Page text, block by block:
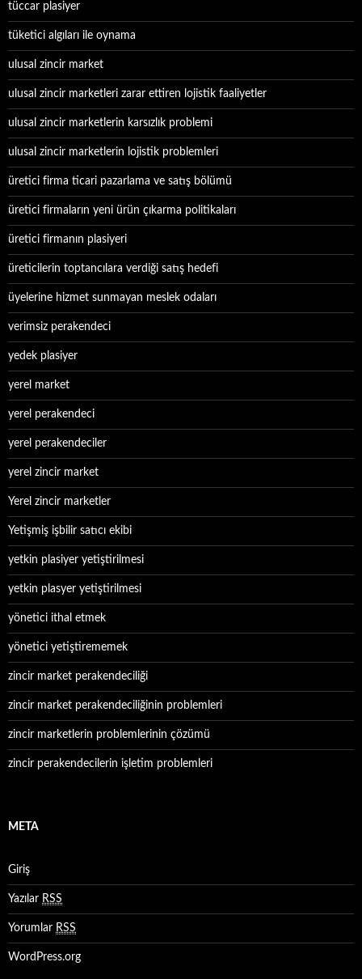
tüccar plasiyer
tüketici algıları ile oynama
ulusal zincir market
ulusal zincir marketleri zarar ettiren lojistik faaliyetler
ulusal zincir marketlerin karsızlık problemi
ulusal zincir marketlerin lojistik problemleri
üretici firma ticari pazarlama ve satış bölümü
üretici firmaların yeni ürün çıkarma politikaları
üretici firmanın plasiyeri
üreticilerin toptancılara verdiği satış hedefi
üyelerine hizmet sunmayan meslek odaları
verimsiz perakendeci
yedek plasiyer
yerel market
yerel perakendeci
yerel perakendeciler
yerel zincir market
Yerel zincir marketler
Yetişmiş işbilir satıcı ekibi
yetkin plasiyer yetiştirilmesi
yetkin plasyer yetiştirilmesi
yönetici ithal etmek
yönetici yetiştirememek
zincir market perakendeciliği
zincir market perakendeciliğinin problemleri
zincir marketlerin problemlerinin çözümü
zincir perakendecilerin işletim problemleri
META
Giriş
Yazılar RSS
Yorumlar RSS
WordPress.org